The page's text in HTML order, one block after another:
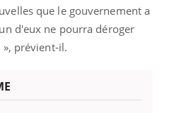
que le gouvernement a
d'eux ne pourra déroger
prévient-il.